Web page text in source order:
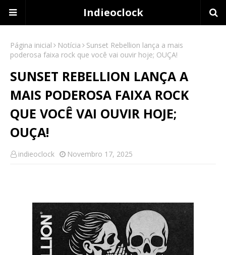
Indieoclock
Página inicial Notícia
Sunset Rebellion lança a mais
poderosa faixa rock que você vai ouvir hoje; OUÇA!
SUNSET REBELLION LANÇA A
MAIS PODEROSA FAIXA ROCK
QUE VOCÊ VAI OUVIR HOJE;
OUÇA!
indieoclock Novembro 17, 2025